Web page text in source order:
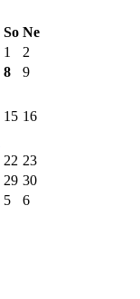
So Ne
1
2
8 9
15 16
22 23
29 30
5 6